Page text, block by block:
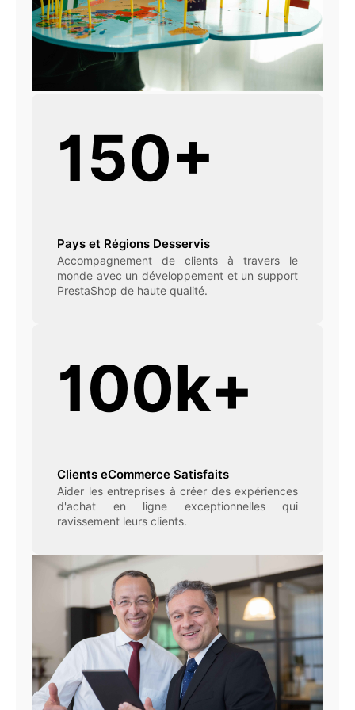
150+
Pays et Régions Desservis
Accompagnement de clients à travers le
monde avec un développement et un support
PrestaShop de haute qualité.
100k+
Clients eCommerce Satisfaits
Aider les entreprises à créer des expériences
d'achat en ligne exceptionnelles qui
ravissement leurs clients.